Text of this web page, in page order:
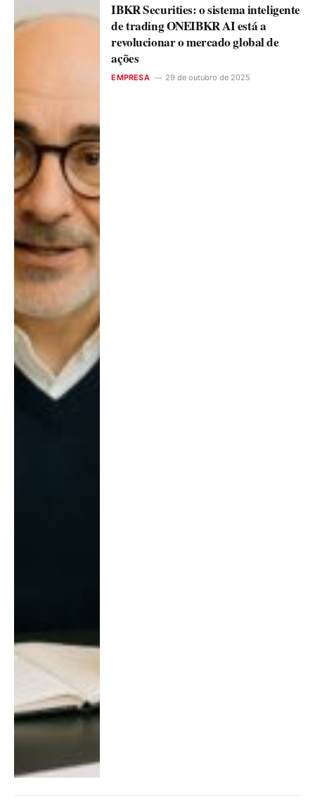
IBKR Securities: o sistema inteligente
de trading ONEIBKR AI está a
revolucionar o mercado global de
ações
EMPRESA 29 de outubro de 2025